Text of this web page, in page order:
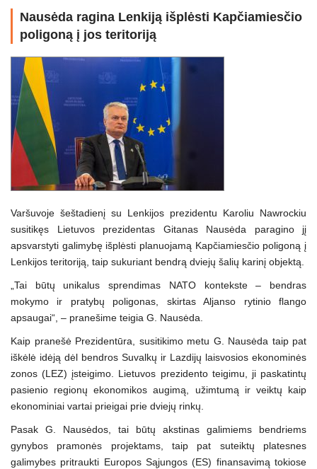
Nausėda ragina Lenkiją išplėsti Kapčiamiesčio
poligoną į jos teritoriją
Varšuvoje šeštadienį su Lenkijos prezidentu Karoliu Nawrockiu
susitikęs Lietuvos prezidentas Gitanas Nausėda paragino jį
apsvarstyti galimybę išplėsti planuojamą Kapčiamiesčio poligoną į
Lenkijos teritoriją, taip sukuriant bendrą dviejų šalių karinį objektą.
„Tai būtų unikalus sprendimas NATO kontekste – bendras
mokymo ir pratybų poligonas, skirtas Aljanso rytinio flango
apsaugai“, – pranešime teigia G. Nausėda.
Kaip pranešė Prezidentūra, susitikimo metu G. Nausėda taip pat
iškėlė idėją dėl bendros Suvalkų ir Lazdijų laisvosios ekonominės
zonos (LEZ) įsteigimo. Lietuvos prezidento teigimu, ji paskatintų
pasienio regionų ekonomikos augimą, užimtumą ir veiktų kaip
ekonominiai vartai prieigai prie dviejų rinkų.
Pasak G. Nausėdos, tai būtų akstinas galimiems bendriems
gynybos pramonės projektams, taip pat suteiktų platesnes
galimybes pritraukti Europos Sąjungos (ES) finansavimą tokiose